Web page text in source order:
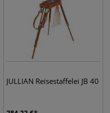
JULLIAN Reisestaffelei JB 40